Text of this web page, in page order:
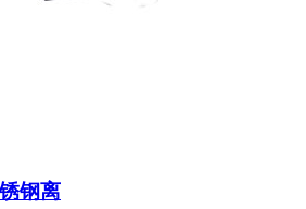
钢离